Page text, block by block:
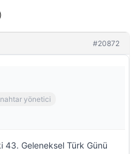
#20872
yönetici
43. Geleneksel Türk Günü